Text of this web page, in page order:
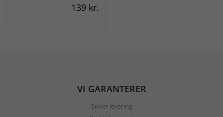
139 kr.
VI GARANTERER
Sikker levering